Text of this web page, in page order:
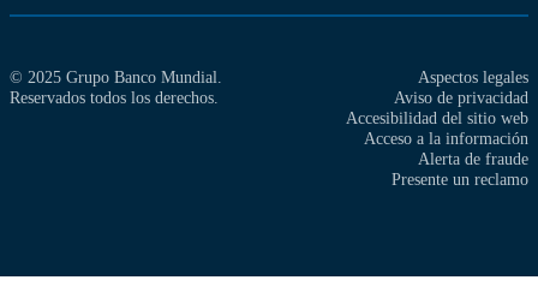
© 2025 Grupo Banco Mundial.
Reservados todos los derechos.
Aspectos legales
Aviso de privacidad
Accesibilidad del sitio web
Acceso a la información
Alerta de fraude
Presente un reclamo